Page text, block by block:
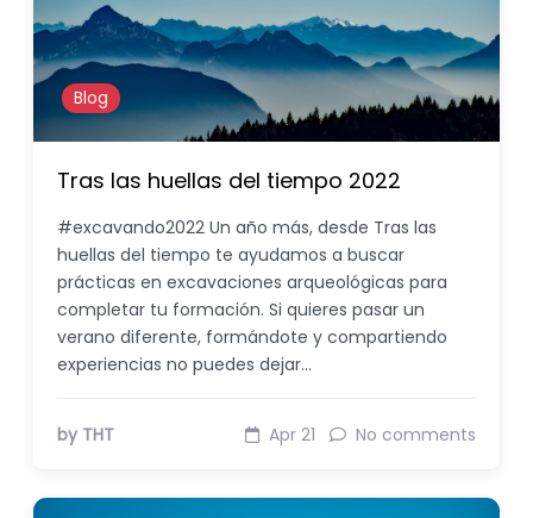
Blog
Tras las huellas del tiempo 2022
#excavando2022 Un año más, desde Tras las
huellas del tiempo te ayudamos a buscar
prácticas en excavaciones arqueológicas para
completar tu formación. Si quieres pasar un
verano diferente, formándote y compartiendo
experiencias no puedes dejar…
by THT Apr 21 No comments